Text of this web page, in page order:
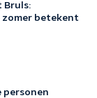
Bruls:
zomer betekent
personen